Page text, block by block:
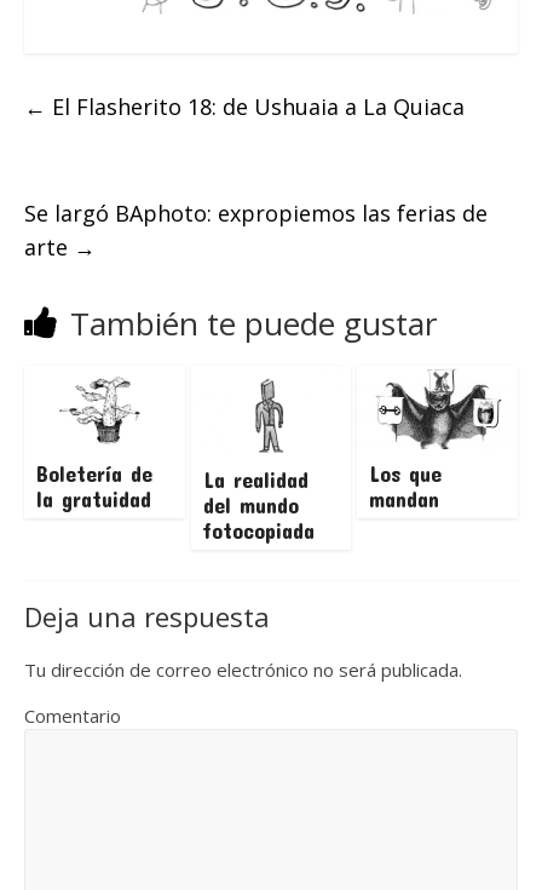
← El Flasherito 18: de Ushuaia a La Quiaca
Se largó BAphoto: expropiemos las ferias de
arte →
También te puede gustar
Boletería de
la gratuidad
La realidad
del mundo
fotocopiada
Los que
mandan
Deja una respuesta
Tu dirección de correo electrónico no será publicada.
Comentario